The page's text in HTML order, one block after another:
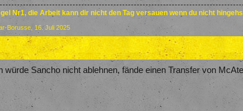
Nr1, die Arbeit kann dir nicht den Tag versauen wenn du nicht
Borusse 16. Juli 2025
würde Sancho nicht ablehnen, fände einen Transfer von